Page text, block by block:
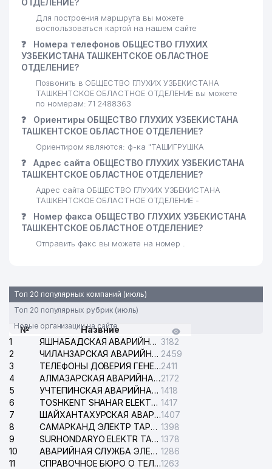
ОТДЕЛЕНИЕ?
Для построения маршрута вы можете
воспользоваться картой на нашем сайте
❓
Номера телефонов ОБЩЕСТВО ГЛУХИХ
УЗБЕКИСТАНА ТАШКЕНТСКОЕ ОБЛАСТНОЕ
ОТДЕЛЕНИЕ?
Позвонить в ОБЩЕСТВО ГЛУХИХ УЗБЕКИСТАНА
ТАШКЕНТСКОЕ ОБЛАСТНОЕ ОТДЕЛЕНИЕ вы можете
по номерам: 71 2488363
❓
Ориентиры ОБЩЕСТВО ГЛУХИХ УЗБЕКИСТАНА
ТАШКЕНТСКОЕ ОБЛАСТНОЕ ОТДЕЛЕНИЕ?
Ориентиром являются: ф-ка "ТАШИГРУШКА
❓
Адрес сайта ОБЩЕСТВО ГЛУХИХ УЗБЕКИСТАНА
ТАШКЕНТСКОЕ ОБЛАСТНОЕ ОТДЕЛЕНИЕ?
Адрес сайта ОБЩЕСТВО ГЛУХИХ УЗБЕКИСТАНА
ТАШКЕНТСКОЕ ОБЛАСТНОЕ ОТДЕЛЕНИЕ -
❓
Номер факса ОБЩЕСТВО ГЛУХИХ УЗБЕКИСТАНА
ТАШКЕНТСКОЕ ОБЛАСТНОЕ ОТДЕЛЕНИЕ?
Отправить факс вы можете на номер .
Топ 20 популярных компаний (июль)
Топ 20 популярных рубрик (июль)
Новые организации на сайте
№
Назвние
1
ЯШНАБАДСКАЯ АВАРИЙНАЯ СЛУЖБА ЭЛЕКТРОСЕТИ 3182
2
ЧИЛАНЗАРСКАЯ АВАРИЙНАЯ СЛУЖБА ЭЛЕКТРОСЕТИ 2459
3
ТЕЛЕФОНЫ ДОВЕРИЯ ГЕНЕРАЛЬНОЙ ПРОКУРАТУРЫ РЕСПУБЛИКИ УЗБЕКИСТАН2411
4
АЛМАЗАРСКАЯ АВАРИЙНАЯ СЛУЖБА ЭЛЕКТРОСЕТИ2172
5
УЧТЕПИНСКАЯ АВАРИЙНАЯ СЛУЖБА ЭЛЕКТРОСЕТИ 1418
6
TOSHKENT SHAHAR ELEKTR TARMOQLARI KORXONASI АО 1417
7
ШАЙХАНТАХУРСКАЯ АВАРИЙНАЯ СЛУЖБА ЭЛЕКТРОСЕТИ1407
8
САМАРКАНД ЭЛЕКТР ТАРМОКЛАРИ АО 1398
9
SURHONDARYO ELEKTR TARMOKLARI АО 1378
10
АВАРИЙНАЯ СЛУЖБА ЭЛЕКТРОСЕТИ ТАШКЕНТСКОГО РАЙОНА 1286
11
СПРАВОЧНОЕ БЮРО О ТЕЛЕФОНАХ ОРГАНИЗАЦИЙ г. ТАШКЕНТА1263